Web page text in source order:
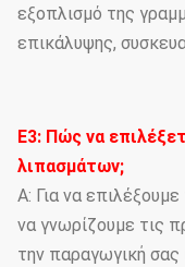
εξοπλισμό της
επικάλυψης,
Ε3: Πώς να
λιπασμάτων;
Α: Για να
να γνωρίζουμε τις
την παραγωγική